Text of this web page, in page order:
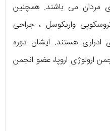
مردان می باشند. همچنین
واریکوسل ، جراحی
هستند. ایشان دوره
ارولوژی اروپا، عضو انجمن